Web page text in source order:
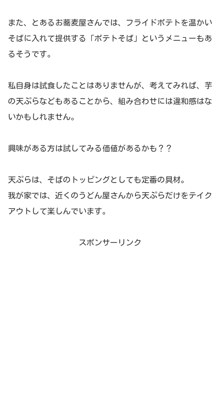
また、とあるお蕎麦屋さんでは、フライドポテトを温かい
そばに入れて提供する「ポテトそば」というメニューもあ
るそうです。
私自身は試食したことはありませんが、考えてみれば、芋
の天ぷらなどもあることから、組み合わせには違和感はな
いかもしれません。
興味がある方は試してみる価値があるかも？？
天ぷらは、そばのトッピングとしても定番の具材。
我が家では、近くのうどん屋さんから天ぷらだけをテイク
アウトして楽しんでいます。
スポンサーリンク